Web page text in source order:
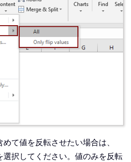
て値を反転させたい場合は、
選択してください。値のみを反転